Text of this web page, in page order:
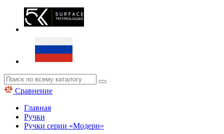
Сравнение
Главная
Ручки
Ручки серии «Модерн»